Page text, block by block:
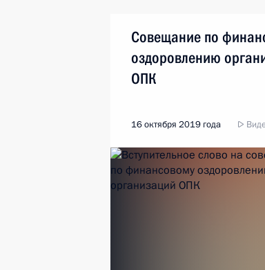
Совещание по
оздоровлению
ОПК
16 октября 2019 года